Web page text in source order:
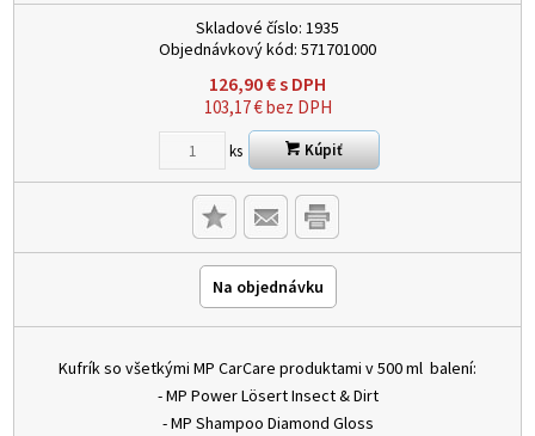
Skladové číslo: 1935
Objednávkový kód: 571701000
126,90€s DPH
103,17€bez DPH
ks Kúpiť
Na objednávku
Kufrík so všetkými MP CarCare produktami v 500 ml balení:
- MP Power Lösert Insect & Dirt
- MP Shampoo Diamond Gloss